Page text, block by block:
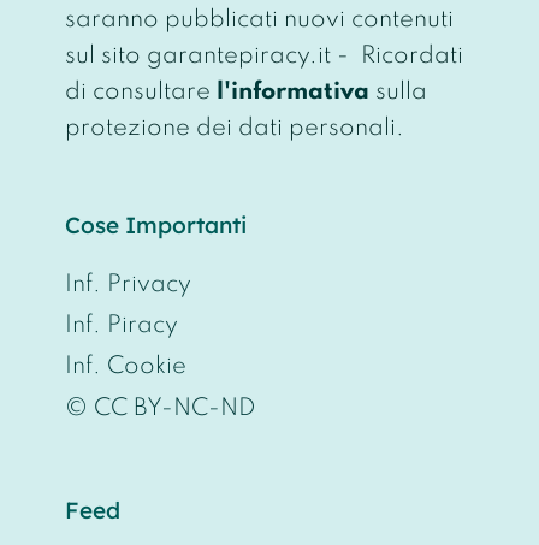
saranno pubblicati nuovi contenuti
sul sito garantepiracy.it - Ricordati
di consultare l'informativa sulla
protezione dei dati personali.
Cose Importanti
Inf. Privacy
Inf. Piracy
Inf. Cookie
© CC BY-NC-ND
Feed